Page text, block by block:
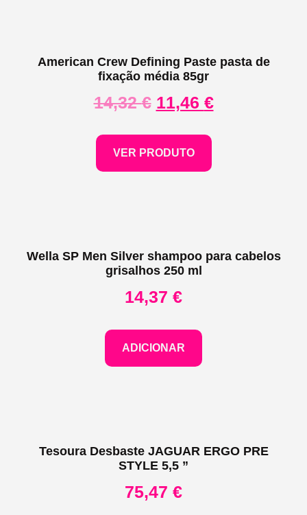
American Crew Defining Paste pasta de
fixação média 85gr
14,32€ 11,46 €
VER PRODUTO
Wella SP Men Silver shampoo para cabelos
grisalhos 250 ml
14,37 €
ADICIONAR
Tesoura Desbaste JAGUAR ERGO PRE
STYLE 5,5 ”
75,47 €